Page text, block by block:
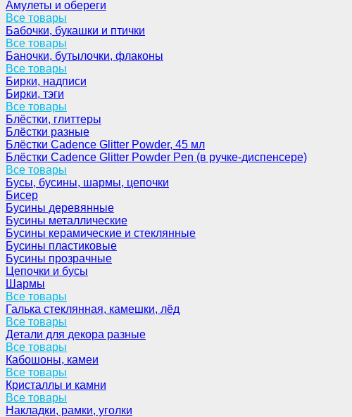
Амулеты и обереги
Все товары
Бабочки, букашки и птички
Все товары
Баночки, бутылочки, флаконы
Все товары
Бирки, надписи
Бирки, тэги
Все товары
Блёстки, глиттеры
Блёстки разные
Блёстки Cadence Glitter Powder, 45 мл
Блёстки Cadence Glitter Powder Pen (в ручке-диспенсере)
Все товары
Бусы, бусины, шармы, цепочки
Бисер
Бусины деревянные
Бусины металлические
Бусины керамические и стеклянные
Бусины пластиковые
Бусины прозрачные
Цепочки и бусы
Шармы
Все товары
Галька стеклянная, камешки, лёд
Все товары
Детали для декора разные
Все товары
Кабошоны, камеи
Все товары
Кристаллы и камни
Все товары
Накладки, рамки, уголки